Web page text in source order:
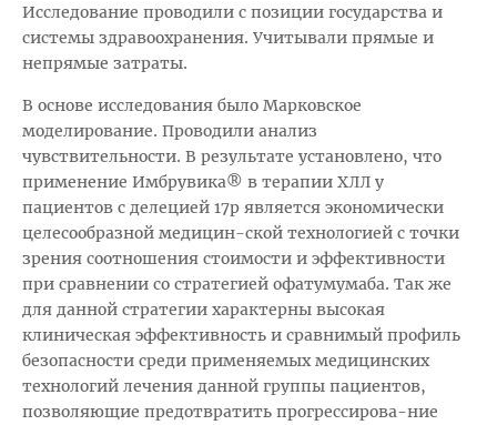
Исследование проводили с позиции государства и
системы здравоохранения. Учитывали прямые и
непрямые затраты.
В основе исследования было Марковское
моделирование. Проводили анализ
чувствительности. В результате установлено, что
применение Имбрувика® в терапии ХЛЛ у
пациентов с делецией 17р является экономически
целесообразной медицин-ской технологией с точки
зрения соотношения стоимости и эффективности
при сравнении со стратегией офатумумаба. Так же
для данной стратегии характерны высокая
клиническая эффективность и сравнимый профиль
безопасности среди применяемых медицинских
технологий лечения данной группы пациентов,
позволяющие предотвратить прогрессирова-ние